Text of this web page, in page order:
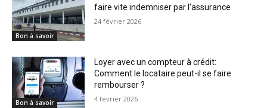
Bon à savoir
faire vite indemniser par l’assurance
24 février 2026
Bon à savoir
Loyer avec un compteur à crédit:
Comment le locataire peut-il se faire
rembourser ?
4 février 2026